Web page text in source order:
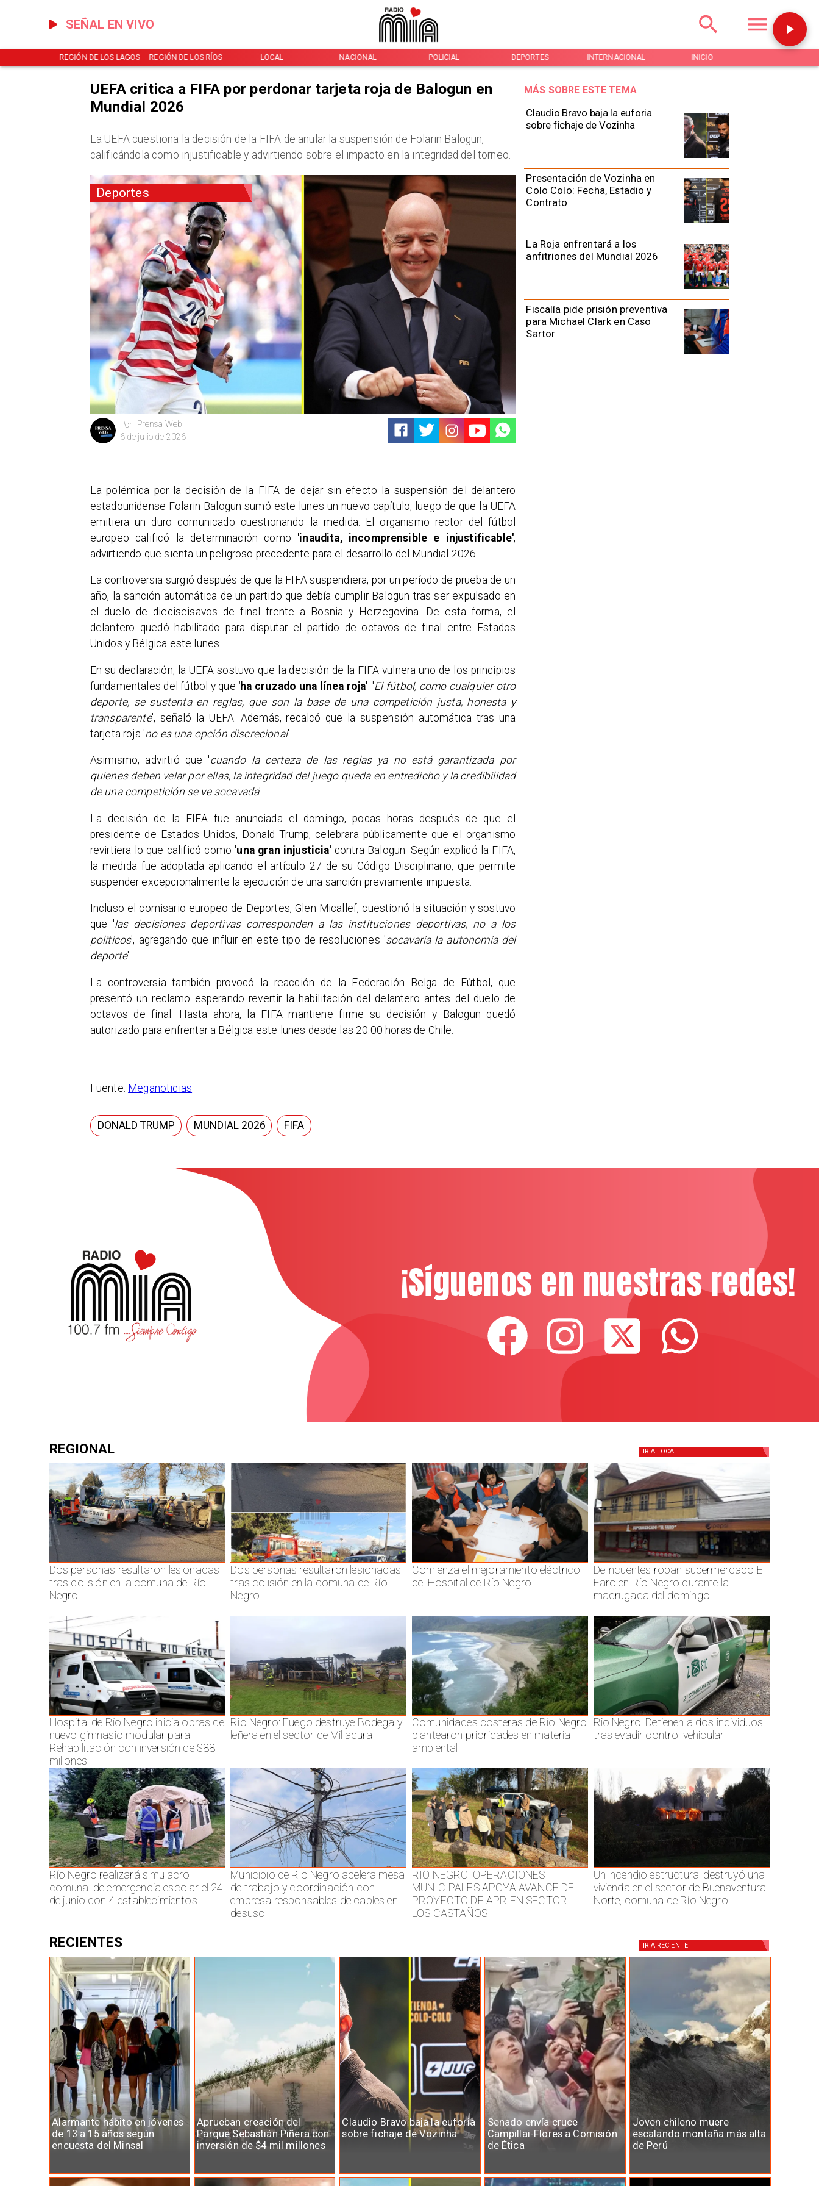
SEÑAL EN VIVO
REGIÓN DE LOS LAGOS REGIÓN DE LOS RÍOS LOCAL NACIONAL POLICIAL DEPORTES INTERNACIONAL INICIO
Deportes
Prensa Web
Por
6 de julio de 2026
Claudio Bravo baja la euforia
sobre fichaje de Vozinha
Presentación de Vozinha en
Colo Colo: Fecha, Estadio y
Contrato
La Roja enfrentará a los
anfitriones del Mundial 2026
Fiscalía pide prisión preventiva
para Michael Clark en Caso
Sartor
MÁS SOBRE ESTE TEMA
UEFA critica a FIFA por perdonar tarjeta roja de Balogun en
Mundial 2026
La UEFA cuestiona la decisión de la FIFA de anular la suspensión de Folarin Balogun,
calificándola como injustificable y advirtiendo sobre el impacto en la integridad del torneo.
La polémica por la decisión de la FIFA de dejar sin efecto la suspensión del delantero
estadounidense Folarin Balogun sumó este lunes un nuevo capítulo, luego de que la UEFA
emitiera un duro comunicado cuestionando la medida. El organismo rector del fútbol
europeo calificó la determinación como 'inaudita, incomprensible e injustificable',
advirtiendo que sienta un peligroso precedente para el desarrollo del Mundial 2026.
La controversia surgió después de que la FIFA suspendiera, por un período de prueba de un
año, la sanción automática de un partido que debía cumplir Balogun tras ser expulsado en
el duelo de dieciseisavos de final frente a Bosnia y Herzegovina. De esta forma, el
delantero quedó habilitado para disputar el partido de octavos de final entre Estados
Unidos y Bélgica este lunes.
En su declaración, la UEFA sostuvo que la decisión de la FIFA vulnera uno de los principios
fundamentales del fútbol y que 'ha cruzado una línea roja' . 'El fútbol, como cualquier otro
deporte, se sustenta en reglas, que son la base de una competición justa, honesta y
transparente', señaló la UEFA. Además, recalcó que la suspensión automática tras una
tarjeta roja 'no es una opción discrecional'.
Asimismo, advirtió que 'cuando la certeza de las reglas ya no está garantizada por
quienes deben velar por ellas, la integridad del juego queda en entredicho y la credibilidad
de una competición se ve socavada'.
La decisión de la FIFA fue anunciada el domingo, pocas horas después de que el
presidente de Estados Unidos, Donald Trump, celebrara públicamente que el organismo
revirtiera lo que calificó como 'una gran injusticia' contra Balogun. Según explicó la FIFA,
la medida fue adoptada aplicando el artículo 27 de su Código Disciplinario, que permite
suspender excepcionalmente la ejecución de una sanción previamente impuesta.
Incluso el comisario europeo de Deportes, Glen Micallef, cuestionó la situación y sostuvo
que 'las decisiones deportivas corresponden a las instituciones deportivas, no a los
políticos', agregando que influir en este tipo de resoluciones 'socavaría la autonomía del
deporte'.
La controversia también provocó la reacción de la Federación Belga de Fútbol, que
presentó un reclamo esperando revertir la habilitación del delantero antes del duelo de
octavos de final. Hasta ahora, la FIFA mantiene firme su decisión y Balogun quedó
autorizado para enfrentar a Bélgica este lunes desde las 20:00 horas de Chile.
Fuente: Meganoticias
DONALD TRUMP MUNDIAL 2026 FIFA
¡Síguenos en nuestras redes!
REGIONAL IR A LOCAL
Dos personas resultaron lesionadas
tras colisión en la comuna de Río
Negro
Dos personas resultaron lesionadas
tras colisión en la comuna de Río
Negro
Comienza el mejoramiento eléctrico
del Hospital de Río Negro
Delincuentes roban supermercado El
Faro en Río Negro durante la
madrugada del domingo
Hospital de Río Negro inicia obras de
nuevo gimnasio modular para
Rehabilitación con inversión de $88
millones
Rio Negro: Fuego destruye Bodega y
leñera en el sector de Millacura
Comunidades costeras de Río Negro
plantearon prioridades en materia
ambiental
Rio Negro: Detienen a dos individuos
tras evadir control vehicular
Río Negro realizará simulacro
comunal de emergencia escolar el 24
de junio con 4 establecimientos
Municipio de Rio Negro acelera mesa
de trabajo y coordinación con
empresa responsables de cables en
desuso
RIO NEGRO: OPERACIONES
MUNICIPALES APOYA AVANCE DEL
PROYECTO DE APR EN SECTOR
LOS CASTAÑOS
Un incendio estructural destruyó una
vivienda en el sector de Buenaventura
Norte, comuna de Río Negro
Alarmante hábito en jóvenes
de 13 a 15 años según
encuesta del Minsal
Aprueban creación del
Parque Sebastián Piñera con
inversión de $4 mil millones
Claudio Bravo baja la euforia
sobre fichaje de Vozinha
Senado envía cruce
Campillai-Flores a Comisión
de Ética
Joven chileno muere
escalando montaña más alta
de Perú
RECIENTES IR A RECIENTE